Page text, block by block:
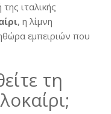
ιταλικής
, η λίμνη
εμπειριών που
τη